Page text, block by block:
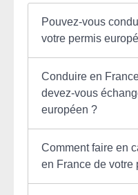
Pouvez-vous
votre permis
Conduire en
devez-vous
européen ?
Comment faire en
en France de votre